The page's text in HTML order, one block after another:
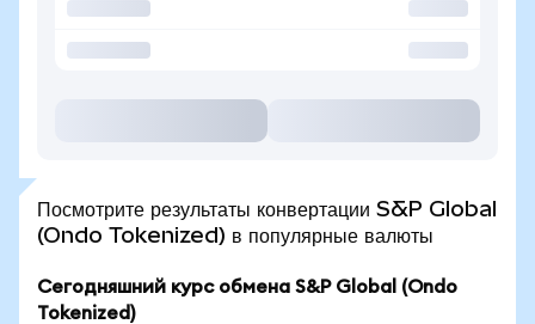
Посмотрите результаты конвертации S&P Global
(Ondo Tokenized) в популярные валюты
Сегодняшний курс обмена S&P Global (Ondo
Tokenized)